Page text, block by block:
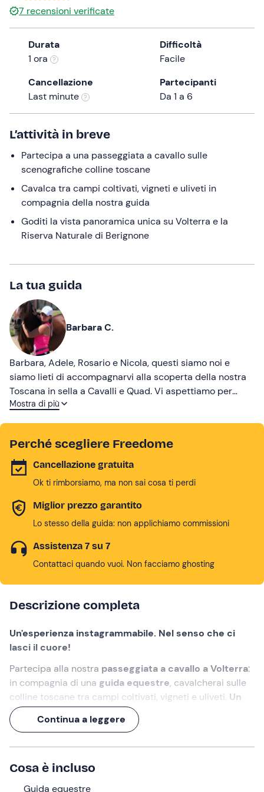
a
question
mark
the
shortcuts
changing
dates.
7 recensioni verificate
Durata
1 ora
Difficoltà
Facile
Cancellazione
Last minute
Partecipanti
Da 1 a 6
L’attività in breve
Partecipa a una passeggiata a cavallo sulle
scenografiche colline toscane
Cavalca tra campi coltivati, vigneti e uliveti in
compagnia della nostra guida
Goditi la vista panoramica unica su Volterra e la
Riserva Naturale di Berignone
La tua guida
Barbara C.
Barbara, Adele, Rosario e Nicola, questi siamo noi e
siamo lieti di accompagnarvi alla scoperta della nostra
Toscana in sella a Cavalli e Quad. Vi aspettiamo per
splendide avventure !
Mostra di più
Perché scegliere Freedome
Cancellazione gratuita
Ok ti rimborsiamo, ma non sai cosa ti perdi
Miglior prezzo garantito
Lo stesso della guida: non applichiamo commissioni
Assistenza 7 su 7
Contattaci quando vuoi. Non facciamo ghosting
Descrizione completa
Un'esperienza instagrammabile. Nel senso che ci
lasci il cuore!
Partecipa alla nostra passeggiata a cavallo a Volterra:
in compagnia di una guida equestre, cavalcherai sulle
colline toscane tra campi coltivati, vigneti e uliveti. Un
vero e proprio paesaggio da cartolina
finalmente ammirare con i tuoi occhi (e non solo).
L'esperienza avrà durata totale 1 ora o 1 ora e mezza in
base all'opzione selezionata.
Cosa faremo
Continua a leggere
Cosa è incluso
Guida equestre